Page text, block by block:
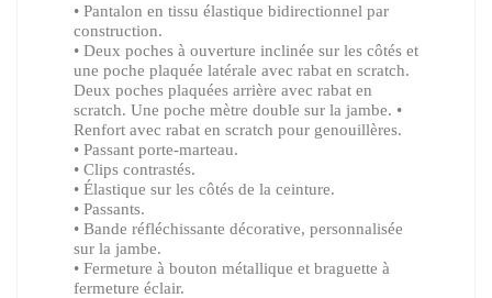
• Pantalon en tissu élastique bidirectionnel par
construction.
• Deux poches à ouverture inclinée sur les côtés et
une poche plaquée latérale avec rabat en scratch.
Deux poches plaquées arrière avec rabat en
scratch. Une poche mètre double sur la jambe. •
Renfort avec rabat en scratch pour genouillères.
• Passant porte-marteau.
• Clips contrastés.
• Élastique sur les côtés de la ceinture.
• Passants.
• Bande réfléchissante décorative, personnalisée
sur la jambe.
• Fermeture à bouton métallique et braguette à
fermeture éclair.